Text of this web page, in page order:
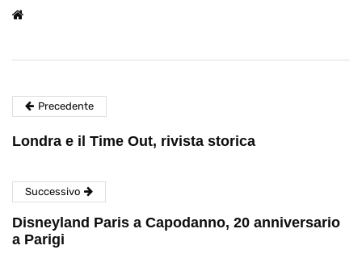
Precedente
Londra e il Time Out, rivista storica
Successivo
Disneyland Paris a Capodanno, 20 anniversario
a Parigi